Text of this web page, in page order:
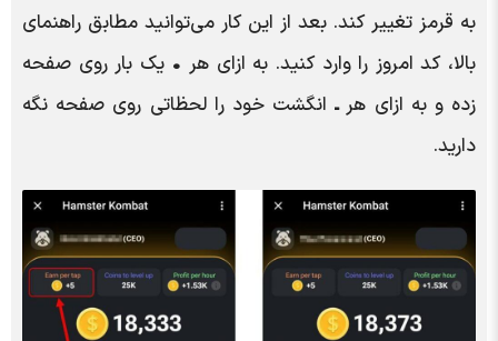
به قرمز تغییر کند. بعد از این کار می‌توانید مطابق راهنمای
بالا، کد امروز را وارد کنید. به ازای هر • یک بار روی صفحه
زده و به ازای هرـانگشت خود را لحظاتی روی صفحه نگه
دارید.